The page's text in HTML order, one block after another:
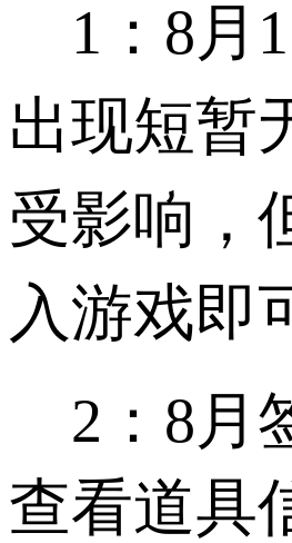
1：8月1
出现短暂
受影响，
入游戏即
2：8月
查看道具